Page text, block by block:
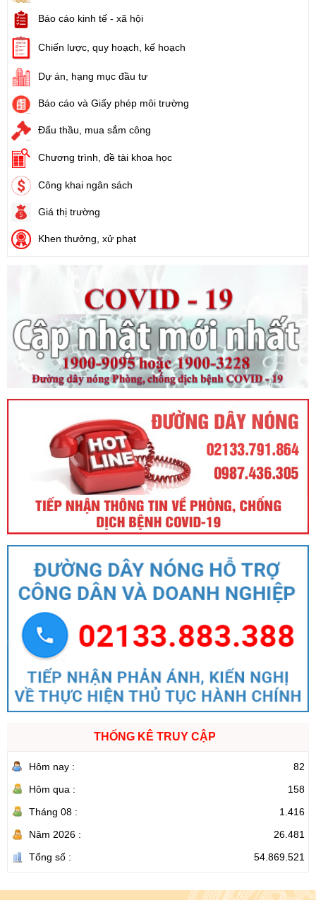
Số:
Tên:
(Nghị định Quy định về giá đất)
Ngày ban hành: (21/08/2024)
Số:31/2024/QH15
Tên:
Ngày ban hành: (21/08/2024)
Tên:
(Nghị định Quy định về bồi thường, hỗ trợ, tái định cư khi
Nhà nước thu hồi đất)
Ngày ban hành: (21/08/2024)
Báo cáo kinh tế - xã hội
Chiến lược, quy hoạch, kế hoạch
Dự án, hạng mục đầu tư
Báo cáo và Giấy phép môi trường
Đấu thầu, mua sắm công
Chương trình, đề tài khoa học
Công khai ngân sách
Giá thị trường
Khen thưởng, xử phạt
THỐNG KÊ TRUY CẬP
Hôm nay :
82
Hôm qua :
158
Tháng 08 :
1.416
Năm 2026 :
26.481
Tổng số :
54.869.521